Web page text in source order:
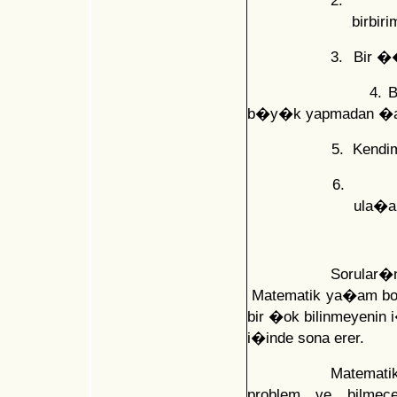
3.
Bir
4. Ben bir
b�y�k yapmadan
5. Kendimle
6.
Matematik ya�am
bir �ok bilinmeyenin
i�inde sona erer.